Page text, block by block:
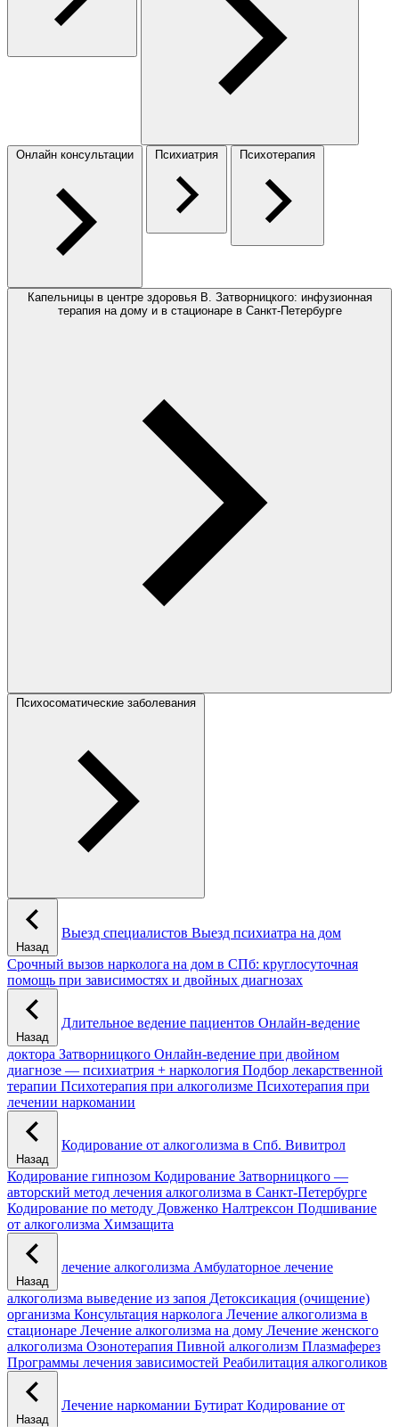
Онлайн консультации Психиатрия Психотерапия
Капельницы в центре здоровья В. Затворницкого: инфузионная
терапия на дому и в стационаре в Санкт-Петербурге
Психосоматические заболевания
Назад
Выезд специалистов Выезд психиатра на дом
Срочный вызов нарколога на дом в СПб: круглосуточная
помощь при зависимостях и двойных диагнозах
Назад
Длительное ведение пациентов Онлайн-ведение
доктора Затворницкого Онлайн‑ведение при двойном
диагнозе — психиатрия + наркология Подбор лекарственной
терапии Психотерапия при алкоголизме Психотерапия при
лечении наркомании
Назад
Кодирование от алкоголизма в Спб. Вивитрол
Кодирование гипнозом Кодирование Затворницкого —
авторский метод лечения алкоголизма в Санкт‑Петербурге
Кодирование по методу Довженко Налтрексон Подшивание
от алкоголизма Химзащита
Назад
лечение алкоголизма Амбулаторное лечение
алкоголизма выведение из запоя Детоксикация (очищение)
организма Консультация нарколога Лечение алкоголизма в
стационаре Лечение алкоголизма на дому Лечение женского
алкоголизма Озонотерапия Пивной алкоголизм Плазмаферез
Программы лечения зависимостей Реабилитация алкоголиков
Назад
Лечение наркомании Бутират Кодирование от